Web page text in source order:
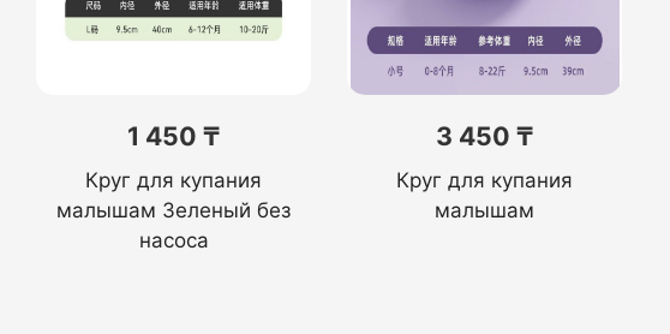
1 450 ₸
Круг для купания
малышам Зеленый без
насоса
3 450 ₸
Круг для купания
малышам